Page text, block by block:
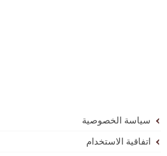
سياسة الخصوصية
اتفاقية الاستخدام